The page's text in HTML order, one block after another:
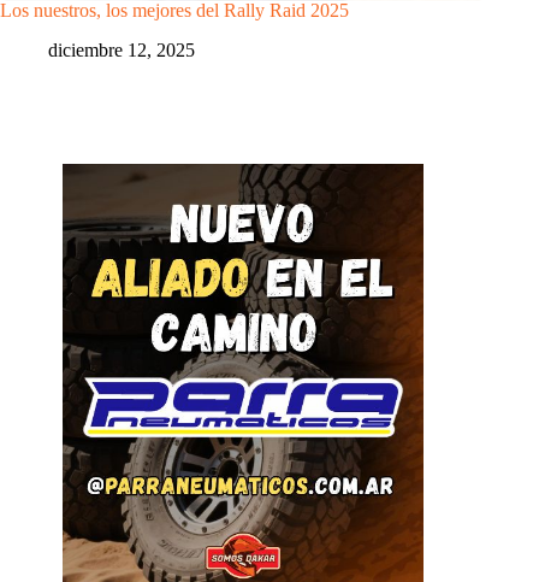
Los nuestros, los mejores del Rally Raid 2025
diciembre 12, 2025